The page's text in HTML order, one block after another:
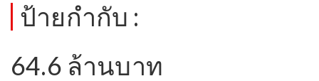
ป้ายกำกับ :
64.6 ล้านบาท